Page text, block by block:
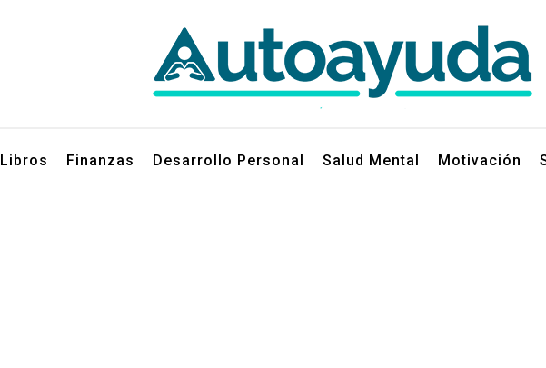
Libros Finanzas Desarrollo Personal Salud Mental Motivación